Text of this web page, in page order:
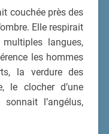
couchée près des
Elle respirait
langues,
les hommes
la verdure des
le clocher d’une
l’angélus,